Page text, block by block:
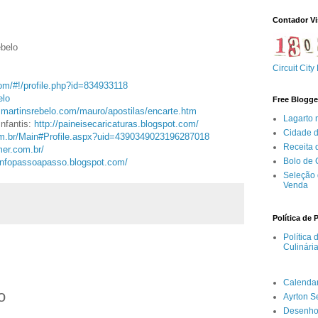
#!/profile.php?id=834933118
mauro/apostilas/encarte.htm
http://paineisecaricaturas. blogspot.com/
Main#Profile.aspx?uid=4390349023196287018
blogspot.com/
Contador
Circuit City
Free
Lagarto
Cidade
Receita
Bolo de
Seleção
Venda
Política de
Política
Ayrton